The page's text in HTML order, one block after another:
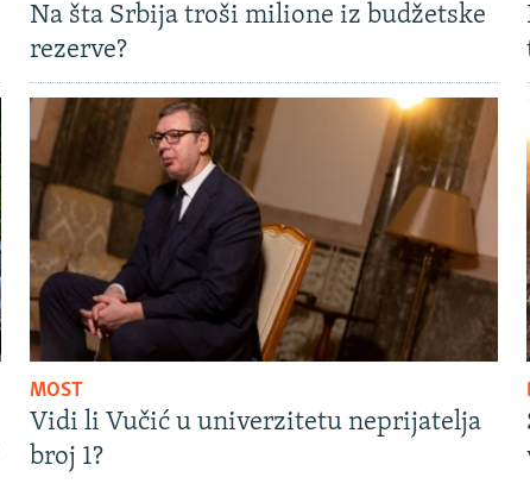
Na šta Srbija troši milione iz budžetske
rezerve?
MOST
Vidi li Vučić u univerzitetu neprijatelja
broj 1?